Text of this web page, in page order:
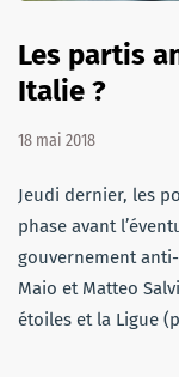
Les partis
Italie ?
18 mai 2018
Jeudi dernier, les
phase avant
gouvernement
Maio et Matteo
étoiles et la Ligue